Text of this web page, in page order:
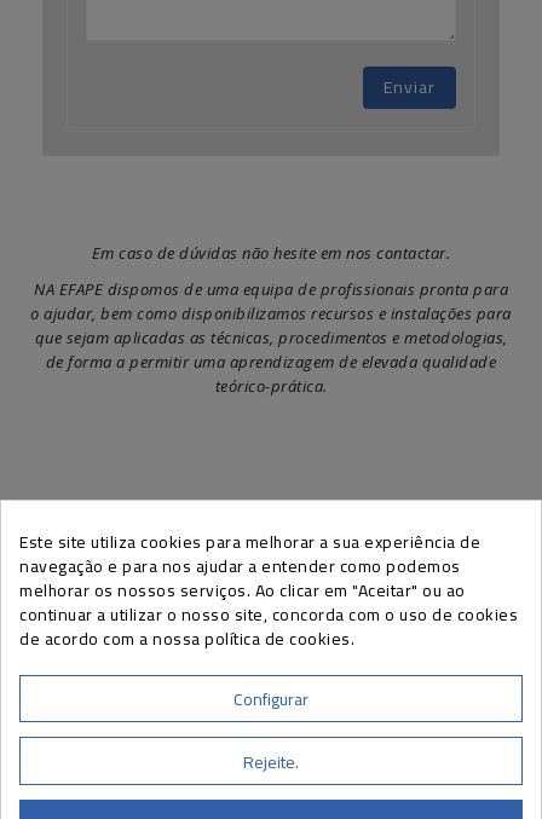
Enviar
Em caso de dúvidas não hesite em nos contactar.
NA EFAPE dispomos de uma equipa de profissionais pronta para
o ajudar, bem como disponibilizamos recursos e instalações para
que sejam aplicadas as técnicas, procedimentos e metodologias,
de forma a permitir uma aprendizagem de elevada qualidade
teórico-prática.
SUBSCREVA A NEWSLETTER EFAPE
presente nas nossas newsletters.
A SUA CONTA
Este site utiliza cookies para melhorar a sua experiência de
navegação e para nos ajudar a entender como podemos
melhorar os nossos serviços. Ao clicar em "Aceitar" ou ao
continuar a utilizar o nosso site, concorda com o uso de cookies
de acordo com a nossa política de cookies.
Configurar
Rejeite.